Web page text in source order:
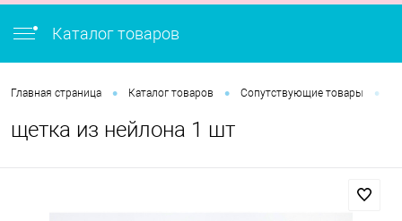
Каталог товаров
Главная страница • Каталог товаров • Сопутствующие товары •
щетка из нейлона 1 шт